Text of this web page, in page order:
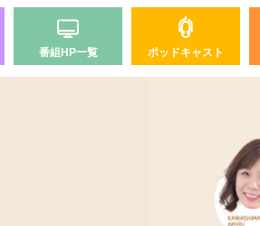
番組HP一覧 ポッドキャスト